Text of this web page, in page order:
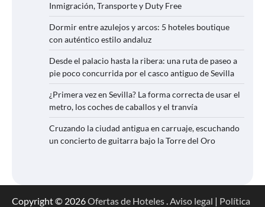
Inmigración, Transporte y Duty Free
Dormir entre azulejos y arcos: 5 hoteles boutique
con auténtico estilo andaluz
Desde el palacio hasta la ribera: una ruta de paseo a
pie poco concurrida por el casco antiguo de Sevilla
¿Primera vez en Sevilla? La forma correcta de usar el
metro, los coches de caballos y el tranvía
Cruzando la ciudad antigua en carruaje, escuchando
un concierto de guitarra bajo la Torre del Oro
Copyright © 2026Ofertas de Hoteles.Aviso legal | Política